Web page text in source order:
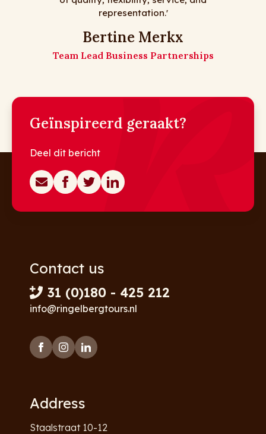
De meiden van Matz Travel
Matz Travel
Geïnspireerd geraakt?
Deel dit bericht
Contact us
31 (0)180 - 425 212
info@ringelbergtours.nl
Address
Staalstraat 10-12